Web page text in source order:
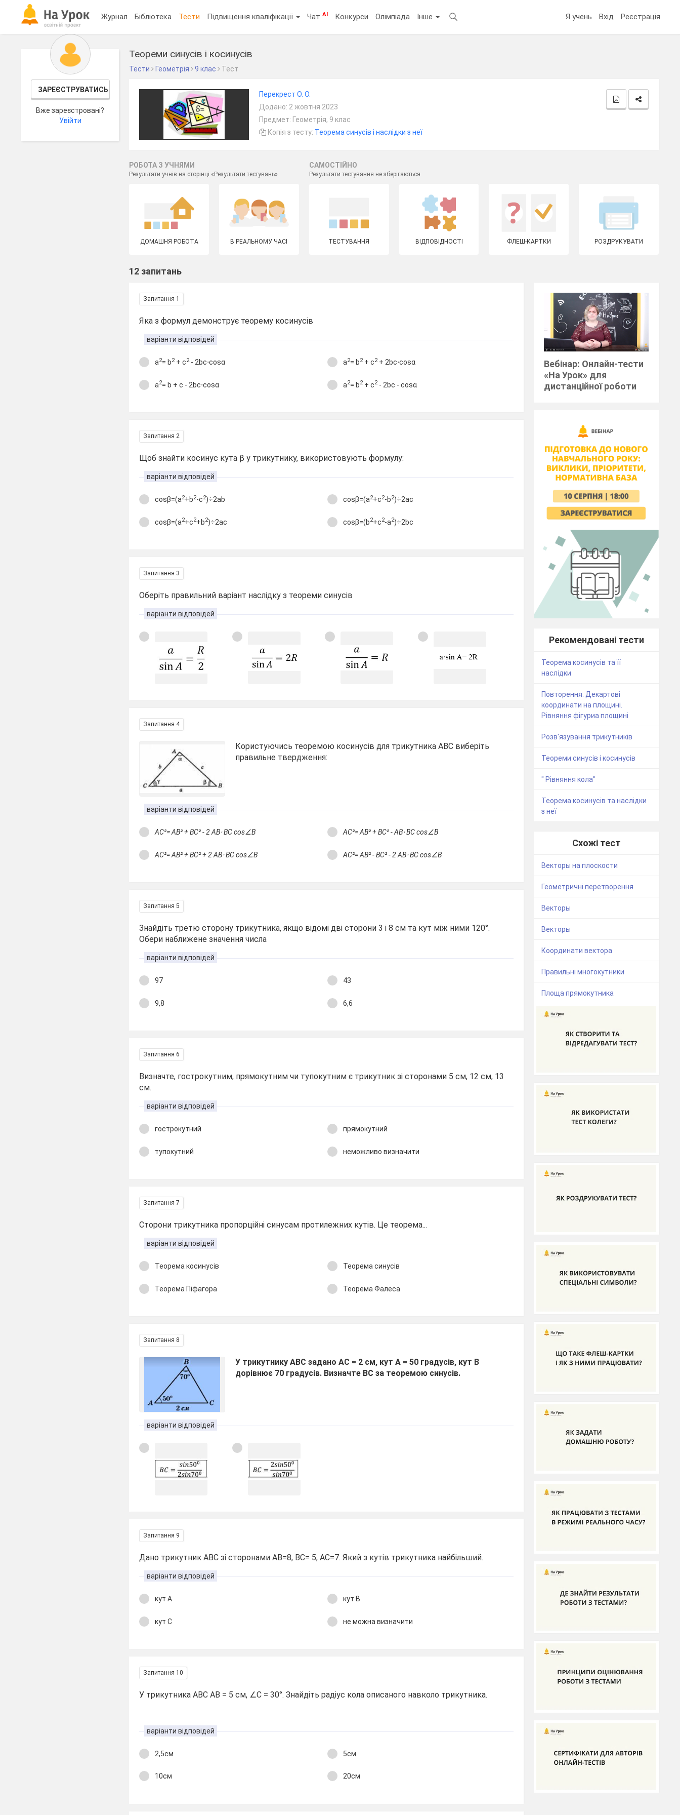
Журнал Бібліотека Тести Підвищення кваліфікації ЧатAI Конкурси Олімпіада Інше Я учень Вхід Реєстрація
ЗАРЕЄСТРУВАТИСЬ
Вже зареєстровані?
Увійти
Теореми синусів і косинусів
Тести Геометрія 9 клас Тест
Перекрест О. О.
Додано: 2 жовтня 2023
Предмет: Геометрія, 9 клас
Копія з тесту: Теорема синусів і наслідки з неї
РОБОТА З УЧНЯМИ
Результати учнів на сторінці « Результати тестувань»
САМОСТІЙНО
Результати тестування не зберігаються
ДОМАШНЯ РОБОТА В РЕАЛЬНОМУ ЧАСІ ТЕСТУВАННЯ ВІДПОВІДНОСТІ ФЛЕШ-КАРТКИ РОЗДРУКУВАТИ
12 запитань
Запитання 1
Яка з формул демонструє теорему косинусів
варіанти відповідей
a2= b2 + c2 - 2bc⋅cosα a2= b2 + c2 + 2bc⋅cosα
a2= b + c - 2bc⋅cosα a2= b2 + c2 - 2bc - cosα
Запитання 2
Щоб знайти косинус кута β у трикутнику, використовують формулу:
варіанти відповідей
cosβ=(a2+b2-c2)÷2ab cosβ=(a2+c2-b2)÷2ac
cosβ=(a2+c2+b2)÷2ac cosβ=(b2+c2-a2)÷2bc
Запитання 3
Оберіть правильний варіант наслідку з теореми синусів
варіанти відповідей
Запитання 4
Користуючись теоремою косинусів для трикутника АВС виберіть
правильне твердження:
варіанти відповідей
АС²= AB² + ВС² - 2 AB⋅ ВС cos∠B АС²= AB² + ВС² - АB⋅ ВС cos∠B
АС²= AB² + ВС² + 2 AB⋅ ВС cos∠B АС²= AB² - ВС² - 2 AB⋅ ВС cos∠B
Запитання 5
Знайдіть третю сторону трикутника, якщо відомі дві сторони 3 і 8 см та кут між ними 120°.
Обери наближене значення числа
варіанти відповідей
97 43
9,8 6,6
Запитання 6
Визначте, гострокутним, прямокутним чи тупокутним є трикутник зі сторонами 5 см, 12 см, 13
см.
варіанти відповідей
гострокутний прямокутний
тупокутний неможливо визначити
Запитання 7
Сторони трикутника пропорційні синусам протилежних кутів. Це теорема...
варіанти відповідей
Теорема косинусів Теорема синусів
Теорема Піфагора Теорема Фалеса
Запитання 8
У трикутнику АВС задано АС = 2 см, кут А = 50 градусів, кут В
дорівнює 70 градусів. Визначте ВС за теоремою синусів.
варіанти відповідей
Запитання 9
Дано трикутник АВС зі сторонами АВ=8, ВС= 5, АС=7. Який з кутів трикутника найбільший.
варіанти відповідей
кут А кут В
кут С не можна визначити
Запитання 10
У трикутника АВС АВ = 5 см, ∠С = 30°. Знайдіть радіус кола описаного навколо трикутника.
варіанти відповідей
2,5см 5см
10см 20см
Вебінар: Онлайн-тести
«На Урок» для
дистанційної роботи
Рекомендовані тести
Теорема косинусів та її
наслідки
Повторення. Декартові
координати на площині.
Рівняння фігуриа площині
Розв'язування трикутників
Теореми синусів і косинусів
" Рівняння кола"
Теорема косинусів та наслідки
з неї
Схожі тест
Векторы на плоскости
Геометричні перетворення
Векторы
Векторы
Координати вектора
Правильні многокутники
Площа прямокутника